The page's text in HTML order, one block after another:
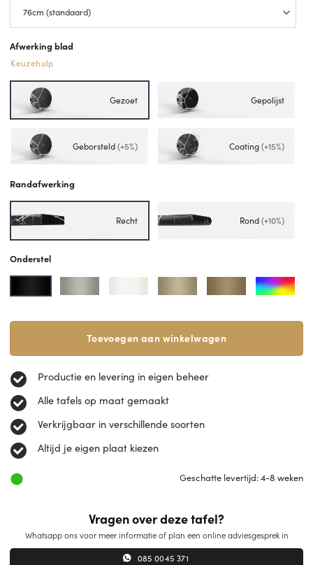
Afwerking blad
Keuzehulp
Gezoet Gepolijst
Geborsteld(+5%) Coating(+15%)
Randafwerking
Recht Rond(+10%)
Onderstel
Toevoegen aan winkelwagen
Productie en levering in eigen beheer
Alle tafels op maat gemaakt
Verkrijgbaar in verschillende soorten
Altijd je eigen plaat kiezen
Geschatte levertijd: 4-8 weken
Vragen over deze tafel?
Whatsapp ons voor meer informatie of plan een online adviesgesprek in
085 0045 371